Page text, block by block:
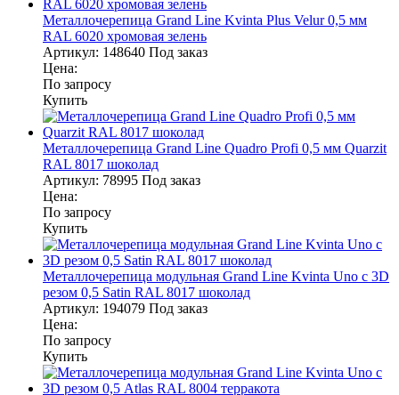
Металлочерепица Grand Line Kvinta Plus Velur 0,5 мм
RAL 6020 хромовая зелень
Артикул: 148640 Под заказ
Цена:
По запросу
Купить
Металлочерепица Grand Line Quadro Profi 0,5 мм Quarzit
RAL 8017 шоколад
Артикул: 78995 Под заказ
Цена:
По запросу
Купить
Металлочерепица модульная Grand Line Kvinta Uno c 3D
резом 0,5 Satin RAL 8017 шоколад
Артикул: 194079 Под заказ
Цена:
По запросу
Купить